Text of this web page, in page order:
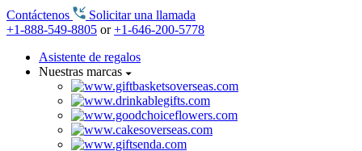
Contáctenos
Solicitar una llamada
+1-888-549-8805 or+1-646-200-5778
Asistente de regalos
Nuestras marcas